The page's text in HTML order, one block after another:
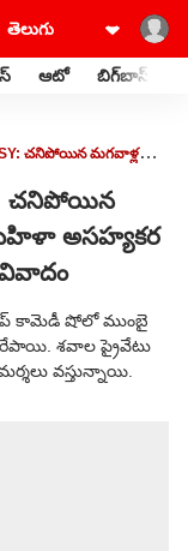
ఆటో బిగ్‌బాస్
చనిపోయిన మగవాళ్ల
చనిపోయిన
మహిళా అసహ్యకర
కామెడీ షోలో ముంబై
రేపాయి. శవాల ప్రైవేటు
వస్తున్నాయి.